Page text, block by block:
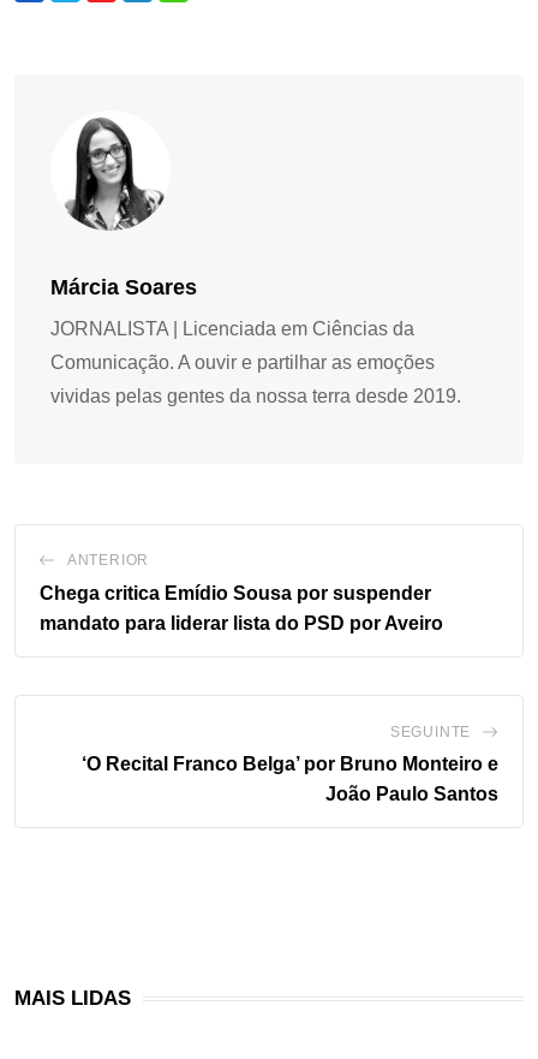
Márcia Soares
JORNALISTA | Licenciada em Ciências da
Comunicação. A ouvir e partilhar as emoções
vividas pelas gentes da nossa terra desde 2019.
ANTERIOR
Chega critica Emídio Sousa por suspender
mandato para liderar lista do PSD por Aveiro
SEGUINTE
‘O Recital Franco Belga’ por Bruno Monteiro e
João Paulo Santos
MAIS LIDAS